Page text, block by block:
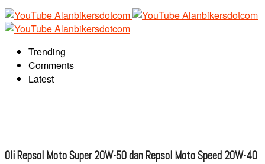
Trending
Comments
Latest
Oli Repsol Moto Super 20W-50 dan Repsol Moto Speed 20W-40